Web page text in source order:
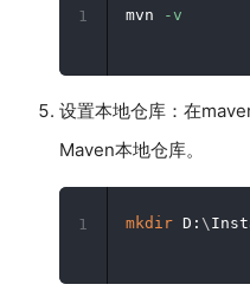
mvn -v
1
设置本地仓库：在
Maven本地仓库。
mkdir D: \
1